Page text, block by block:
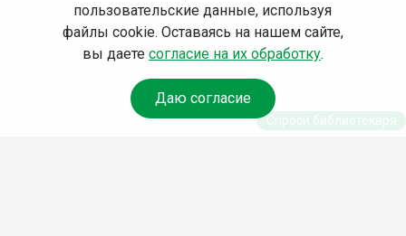
пользовательские данные, используя
файлы cookie. Оставаясь на нашем сайте,
вы даете согласие на их обработку.
Даю согласие
Спроси библиотекаря